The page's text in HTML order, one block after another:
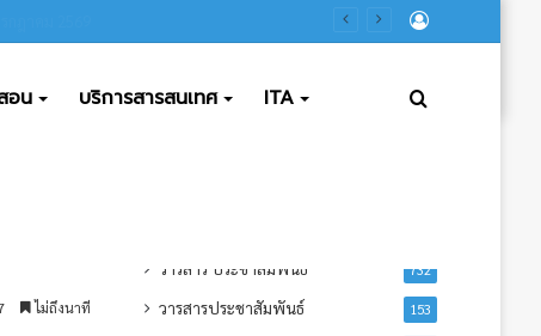
ลงชื่อ
อน บริการสารสนเทศ ITA
ไม่ถึงนาที
วารสาร ประชาสัมพันธ์ 732
วารสารประชาสัมพันธ์ 153